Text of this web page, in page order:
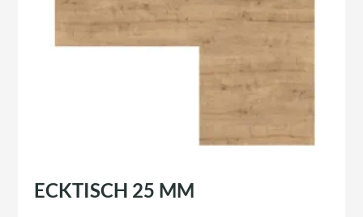
ECKTISCH 25 MM